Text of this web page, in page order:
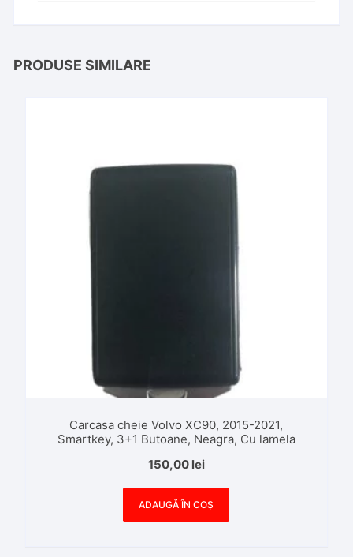
PRODUSE SIMILARE
Carcasa cheie Volvo XC90, 2015-2021,
Smartkey, 3+1 Butoane, Neagra, Cu lamela
150,00 lei
ADAUGĂ ÎN COȘ